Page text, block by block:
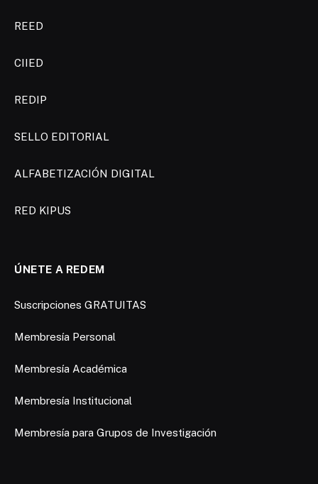
REED
CIIED
REDIP
SELLO EDITORIAL
ALFABETIZACIÓN DIGITAL
RED KIPUS
ÚNETE A REDEM
Suscripciones GRATUITAS
Membresía Personal
Membresía Académica
Membresía Institucional
Membresía para Grupos de Investigación